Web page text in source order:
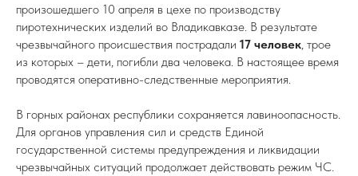
произошедшего 10 апреля в цехе по производству
пиротехнических изделий во Владикавказе. В результате
чрезвычайного происшествия пострадали 17 человек, трое
из которых – дети, погибли два человека. В настоящее время
проводятся оперативно-следственные мероприятия.
В горных районах республики сохраняется лавиноопасность.
Для органов управления сил и средств Единой
государственной системы предупреждения и ликвидации
чрезвычайных ситуаций продолжает действовать режим ЧС.